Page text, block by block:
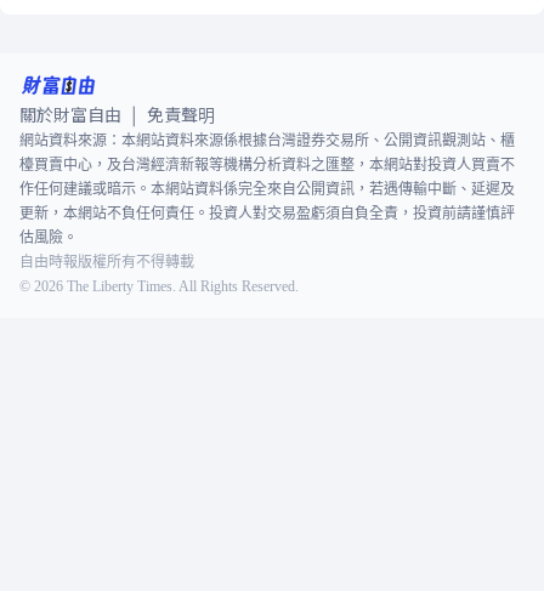
關於財富自由 免責聲明
網站資料來源：本網站資料來源係根據台灣證券交易所、公開資訊觀測站、櫃
檯買賣中心，及台灣經濟新報等機構分析資料之匯整，本網站對投資人買賣不
作任何建議或暗示。本網站資料係完全來自公開資訊，若遇傳輸中斷、延遲及
更新，本網站不負任何責任。投資人對交易盈虧須自負全責，投資前請謹慎評
估風險。
自由時報版權所有不得轉載
© 2026 The Liberty Times. All Rights Reserved.